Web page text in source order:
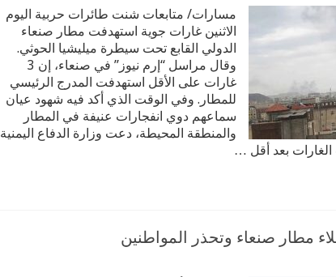
مسارات/ متابعات شنت طائرات حربية اليوم
الاثنين غارات جوية استهدفت مطار صنعاء
الدولي القابع تحت سيطرة ميليشيا الحوثي.
وقال مراسل “إرم نيوز” في صنعاء، إن 3
غارات على الأقل استهدفت المدرج الرئيسي
للمطار. وفي الوقت الذي أكد فيه شهود عيان
سماعهم دوي انفجارات عنيفة في المطار
والمنطقة المحيطة، دعت وزارة الدفاع اليمنية
الغارات بعد أقل …
مطار صنعاء وتحذر المواطنين